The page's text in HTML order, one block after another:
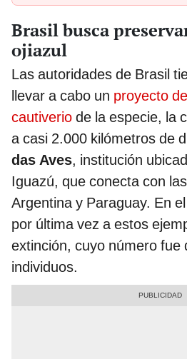
Brasil busca
ojiazul
Las autoridades de Brasil
llevar a cabo un proyecto
cautiverio de la especie, la
a casi 2.000 kilómetros de
das Aves, institución
Iguazú, que conecta con
Argentina y Paraguay. En
por última vez a estos
extinción, cuyo número fue
individuos.